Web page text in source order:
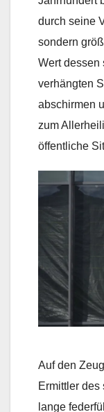
durch seine
sondern
Wert dessen
verhängten
abschirmen
zum
öffentliche
Auf den
Ermittler
lange